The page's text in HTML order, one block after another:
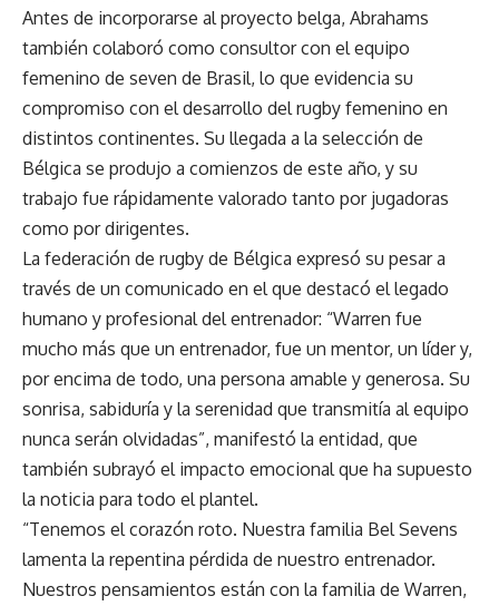
Antes de incorporarse al proyecto belga, Abrahams
también colaboró como consultor con el equipo
femenino de seven de Brasil, lo que evidencia su
compromiso con el desarrollo del rugby femenino en
distintos continentes. Su llegada a la selección de
Bélgica se produjo a comienzos de este año, y su
trabajo fue rápidamente valorado tanto por jugadoras
como por dirigentes.
La federación de rugby de Bélgica expresó su pesar a
través de un comunicado en el que destacó el legado
humano y profesional del entrenador: “Warren fue
mucho más que un entrenador, fue un mentor, un líder y,
por encima de todo, una persona amable y generosa. Su
sonrisa, sabiduría y la serenidad que transmitía al equipo
nunca serán olvidadas”, manifestó la entidad, que
también subrayó el impacto emocional que ha supuesto
la noticia para todo el plantel.
“Tenemos el corazón roto. Nuestra familia Bel Sevens
lamenta la repentina pérdida de nuestro entrenador.
Nuestros pensamientos están con la familia de Warren,